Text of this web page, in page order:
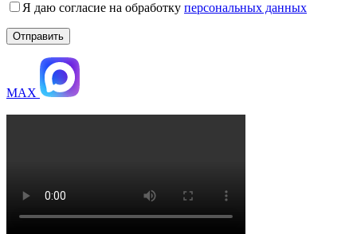
Я даю согласие на обработку персональных данных
MAX